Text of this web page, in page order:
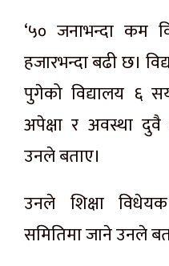
‘५० जनाभन्दा कम
हजारभन्दा बढी छ।
पुगेको विद्यालय ६
अपेक्षा र अवस्था
उनले बताए।
उनले शिक्षा
समितिमा जाने उनले